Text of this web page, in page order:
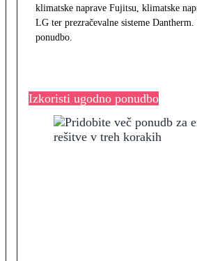
klimatske naprave Fujitsu, klimatske
LG ter prezračevalne sisteme
ponudbo.
Izkoristi ugodno ponudbo